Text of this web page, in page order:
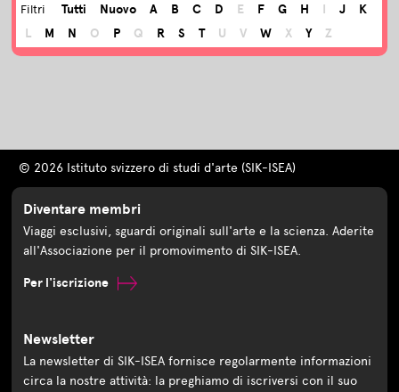
Filtri Tutti Nuovo A B C D E F G H I J
K
L
M N O P Q R S T U V W X Y Z
© 2026 Istituto svizzero di studi d'arte (SIK-ISEA)
Diventare membri
Viaggi esclusivi, sguardi originali sull'arte e la scienza. Aderite
all'Associazione per il promovimento di SIK-ISEA.
Per l'iscrizione
Newsletter
La newsletter di SIK-ISEA fornisce regolarmente informazioni
circa la nostre attività: la preghiamo di iscriversi con il suo